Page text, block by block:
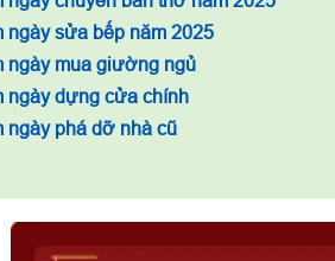
ngày sửa bếp năm 2025
ngày mua giường ngủ
ngày dựng cửa chính
ngày phá dỡ nhà cũ